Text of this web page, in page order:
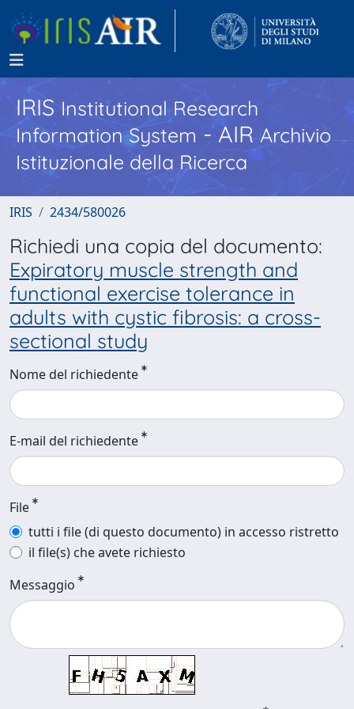
IRISInstitutional Research
Information System - AIR Archivio
Istituzionale della Ricerca
IRIS 2434/580026
Richiedi una copia del documento:
Expiratory muscle strength and
functional exercise tolerance in
adults with cystic fibrosis: a cross-
sectional study
Nome del richiedente
E-mail del richiedente
File
tutti i file (di questo documento) in accesso ristretto
il file(s) che avete richiesto
Messaggio